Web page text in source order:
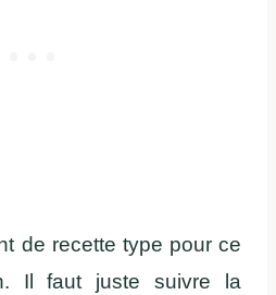
de recette type pour ce
Il faut juste suivre la